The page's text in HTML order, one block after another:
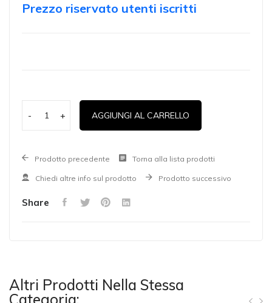
Prezzo riservato utenti iscritti
- + AGGIUNGI AL CARRELLO
Prodotto precedente Torna alla lista prodotti
Chiedi altre info sul prodotto Prodotto successivo
Share
Altri Prodotti Nella Stessa
Categoria: